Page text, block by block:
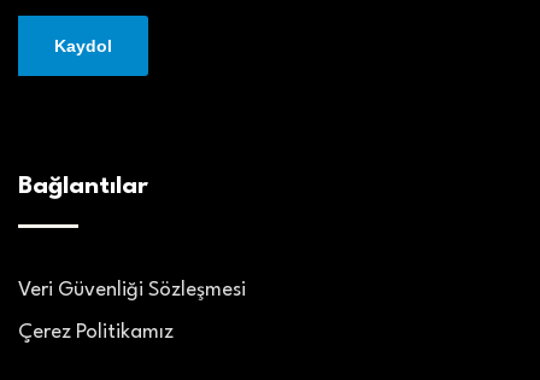
Bağlantılar
Veri Güvenliği Sözleşmesi
Çerez Politikamız